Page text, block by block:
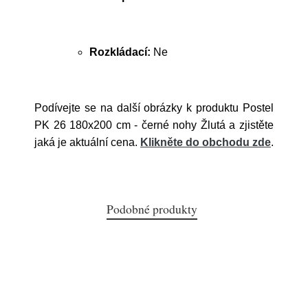
Rozkládací: Ne
Podívejte se na další obrázky k produktu Postel
PK 26 180x200 cm - černé nohy Žlutá a zjistěte
jaká je aktuální cena. Klikněte do obchodu zde.
Podobné produkty